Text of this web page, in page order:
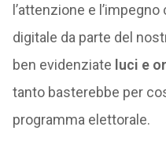
l’attenzione e
digitale da parte del
ben evidenziate luci e
tanto basterebbe per
programma elettorale.